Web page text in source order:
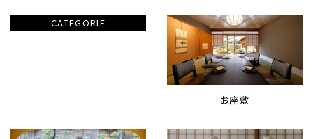
CATEGORIE
お座敷